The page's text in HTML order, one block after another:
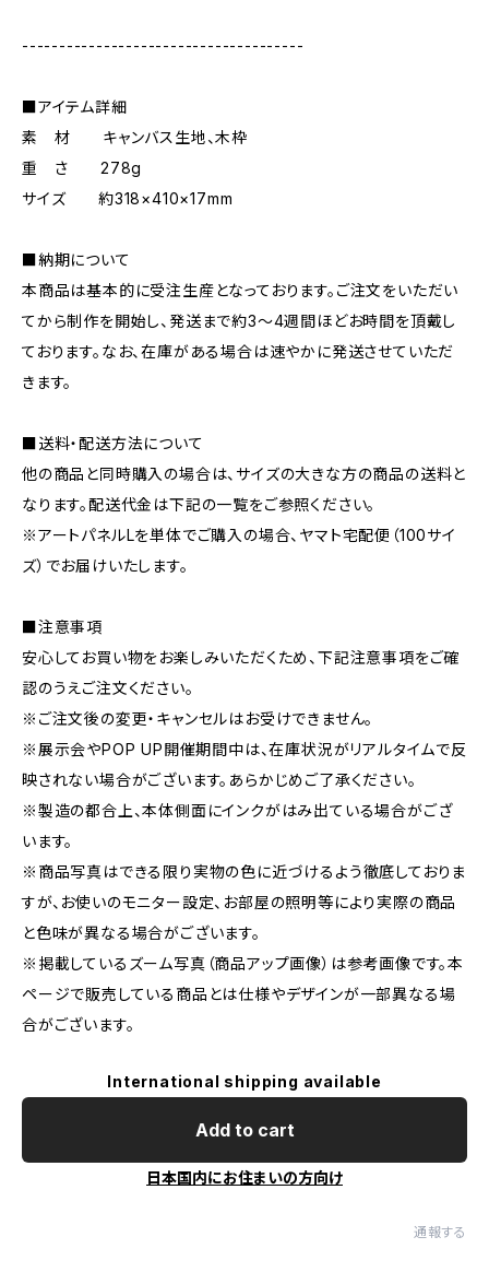
--------------------------------------
■アイテム詳細
素 材 キャンバス生地、木枠
重 さ 278g
サイズ 約318×410×17mm
■納期について
本商品は基本的に受注生産となっております。ご注文をいただい
てから制作を開始し、発送まで約3～4週間ほどお時間を頂戴し
ております。なお、在庫がある場合は速やかに発送させていただ
きます。
■送料・配送方法について
他の商品と同時購入の場合は、サイズの大きな方の商品の送料と
なります。配送代金は下記の一覧をご参照ください。
※アートパネルLを単体でご購入の場合、ヤマト宅配便（100サイ
ズ）でお届けいたします。
■注意事項
安心してお買い物をお楽しみいただくため、下記注意事項をご確
認のうえご注文ください。
※ご注文後の変更・キャンセルはお受けできません。
※展示会やPOP UP開催期間中は、在庫状況がリアルタイムで反
映されない場合がございます。あらかじめご了承ください。
※製造の都合上、本体側面にインクがはみ出ている場合がござ
います。
※商品写真はできる限り実物の色に近づけるよう徹底しておりま
すが、お使いのモニター設定、お部屋の照明等により実際の商品
と色味が異なる場合がございます。
※掲載しているズーム写真（商品アップ画像）は参考画像です。本
ページで販売している商品とは仕様やデザインが一部異なる場
合がございます。
International shipping available
Add to cart
日本国内にお住まいの方向け
通報する